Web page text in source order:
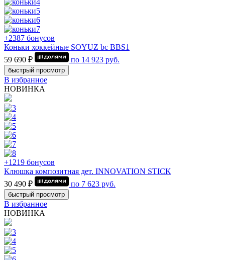
+2387 бонусов
Коньки хоккейные SOYUZ bc BBS1
59 690 ₽
по 14 923 руб.
быстрый просмотр
В избранное
НОВИНКА
+1219 бонусов
Клюшка композитная дет. INNOVATION STICK
30 490 ₽
по 7 623 руб.
быстрый просмотр
В избранное
НОВИНКА